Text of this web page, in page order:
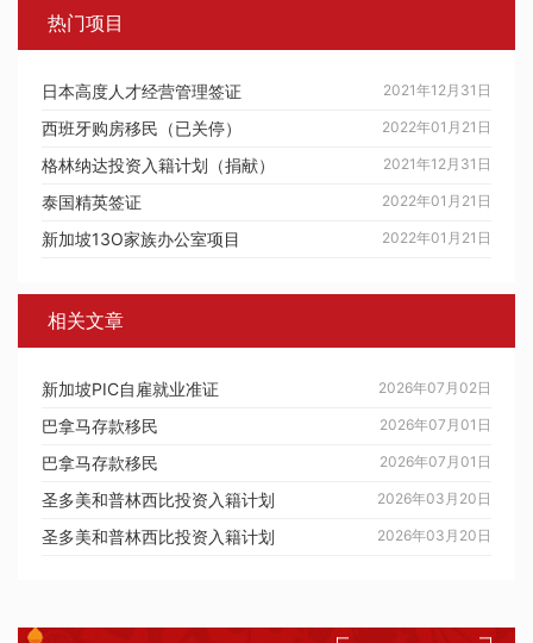
热门项目
2021年12月31日
日本高度人才经营管理签证
2022年01月21日
西班牙购房移民（已关停）
2021年12月31日
格林纳达投资入籍计划（捐献）
2022年01月21日
泰国精英签证
2022年01月21日
新加坡13O家族办公室项目
相关文章
2026年07月02日
新加坡PIC自雇就业准证
2026年07月01日
巴拿马存款移民
2026年07月01日
巴拿马存款移民
2026年03月20日
圣多美和普林西比投资入籍计划
2026年03月20日
圣多美和普林西比投资入籍计划